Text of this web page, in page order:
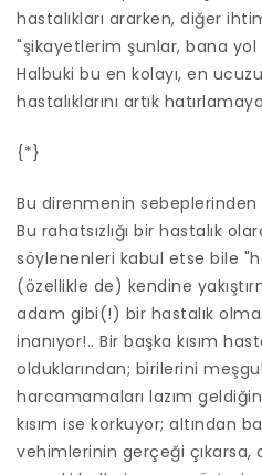
hastalıkları ararken, diğer
"şikayetlerim şunlar, bana
Halbuki bu en kolayı, en
hastalıklarını artık
{*}
Bu direnmenin
Bu rahatsızlığı bir hastalık
söylenenleri kabul etse bile
(özellikle de) kendine
adam gibi(!) bir hastalık
inanıyor!.. Bir başka kısım
olduklarından; birilerini
harcamamaları lazım
kısım ise korkuyor; altından
vehimlerinin gerçeği